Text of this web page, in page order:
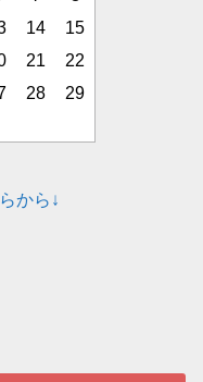
14
15
21
22
28
29
から↓